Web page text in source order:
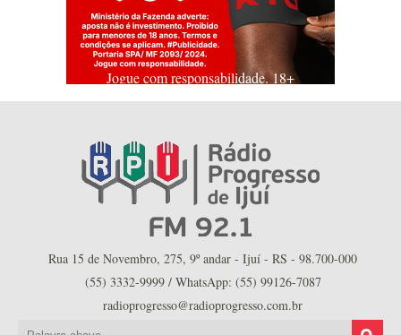
Jogue com responsabilidade. 18+
Rua 15 de Novembro, 275, 9º andar - Ijuí - RS - 98.700-000
(55) 3332-9999 / WhatsApp: (55) 99126-7087
radioprogresso@radioprogresso.com.br